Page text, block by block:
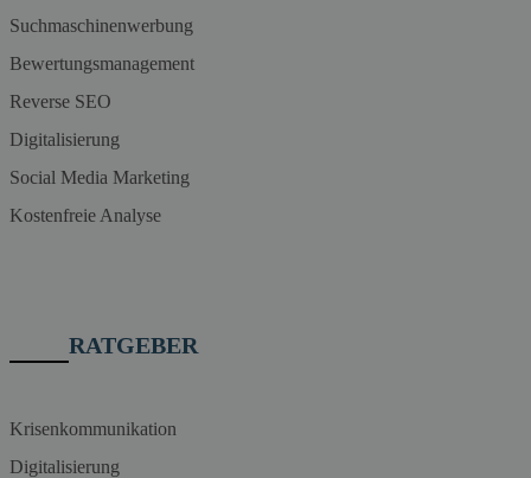
Suchmaschinenwerbung
Bewertungsmanagement
Reverse SEO
Digitalisierung
Social Media Marketing
Kostenfreie Analyse
RATGEBER
Krisenkommunikation
Digitalisierung